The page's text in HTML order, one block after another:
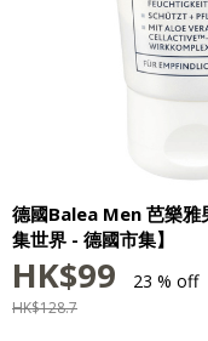
德國Balea Men 芭樂雅
集世界 - 德國市集】
HK$99 23 % off
HK$128.7